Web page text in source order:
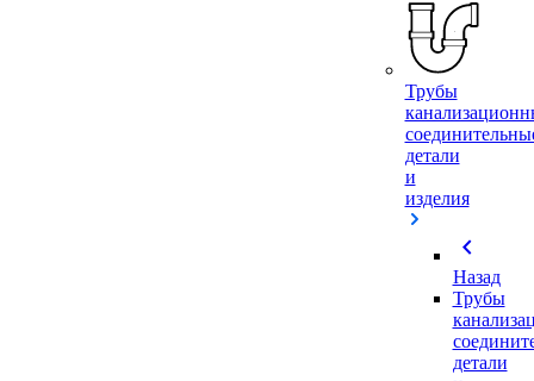
Трубы
детали
и
изделия
chevron_left
Назад
Трубы
детали